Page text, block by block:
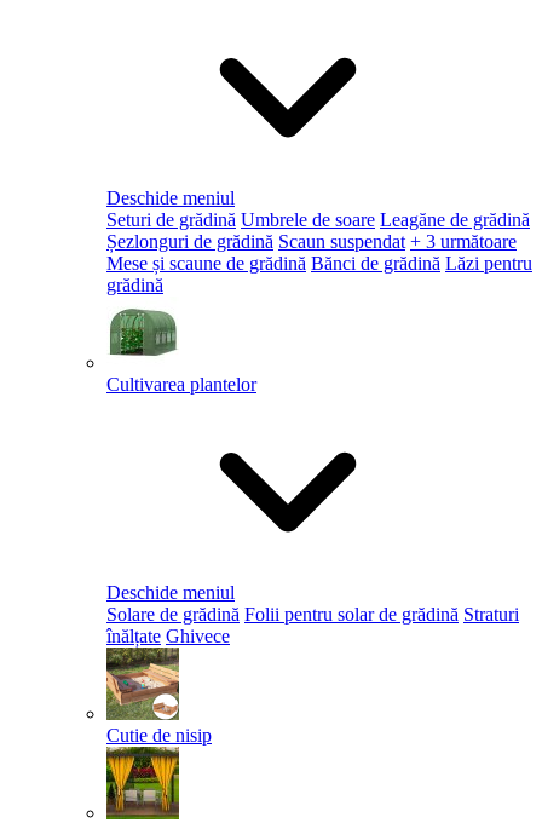
Deschide meniul
Seturi de grădină Umbrele de soare Leagăne de grădină
Șezlonguri de grădină Scaun suspendat + 3 următoare
Mese și scaune de grădină Bănci de grădină Lăzi pentru
grădină
Cultivarea plantelor
Deschide meniul
Solare de grădină Folii pentru solar de grădină Straturi
înălțate Ghivece
Cutie de nisip